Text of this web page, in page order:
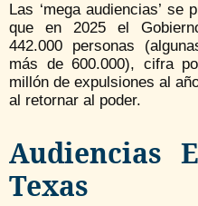
Las ‘mega audiencias’ se
que en 2025 el
442.000 personas
más de 600.000), cifra
millón de expulsiones al
al retornar al poder.
Audiencias
Texas